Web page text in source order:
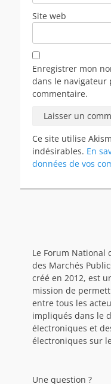
Site web
Enregistrer mon
dans le navigateur
commentaire.
Ce site utilise
indésirables. En
données de vos
Le Forum National
des Marchés
créé en 2012, est
mission de
entre tous les
impliqués dans le
électroniques et
électroniques sur
Une question ?